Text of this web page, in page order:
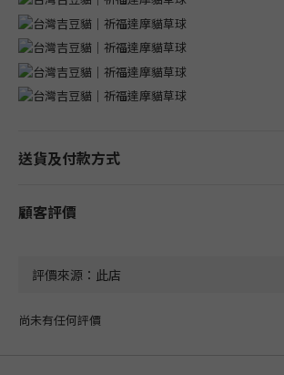
送貨及付款方式
顧客評價
尚未有任何評價